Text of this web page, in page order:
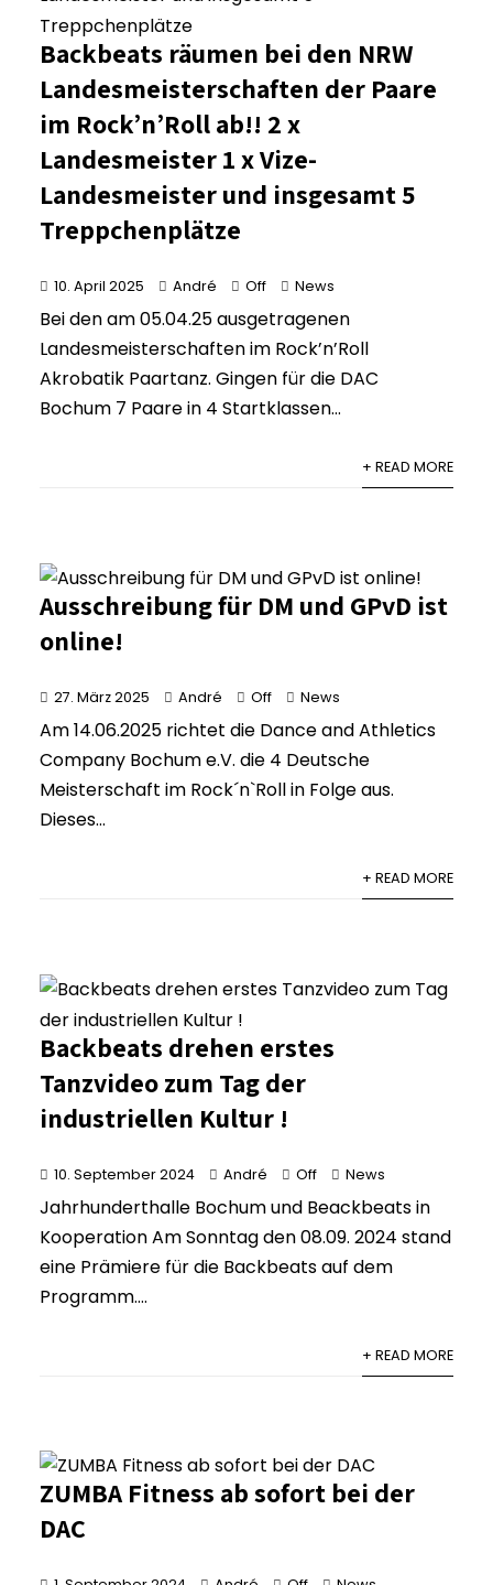
Backbeats räumen bei den NRW
Landesmeisterschaften der Paare
im Rock’n’Roll ab!! 2 x
Landesmeister 1 x Vize-
Landesmeister und insgesamt 5
Treppchenplätze
10. April 2025 André Off News
Bei den am 05.04.25 ausgetragenen
Landesmeisterschaften im Rock’n’Roll
Akrobatik Paartanz. Gingen für die DAC
Bochum 7 Paare in 4 Startklassen...
+ READ MORE
Ausschreibung für DM und GPvD ist
online!
27. März 2025 André Off News
Am 14.06.2025 richtet die Dance and Athletics
Company Bochum e.V. die 4 Deutsche
Meisterschaft im Rock´n`Roll in Folge aus.
Dieses...
+ READ MORE
Backbeats drehen erstes
Tanzvideo zum Tag der
industriellen Kultur !
10. September 2024 André Off News
Jahrhunderthalle Bochum und Beackbeats in
Kooperation Am Sonntag den 08.09. 2024 stand
eine Prämiere für die Backbeats auf dem
Programm....
+ READ MORE
ZUMBA Fitness ab sofort bei der
DAC